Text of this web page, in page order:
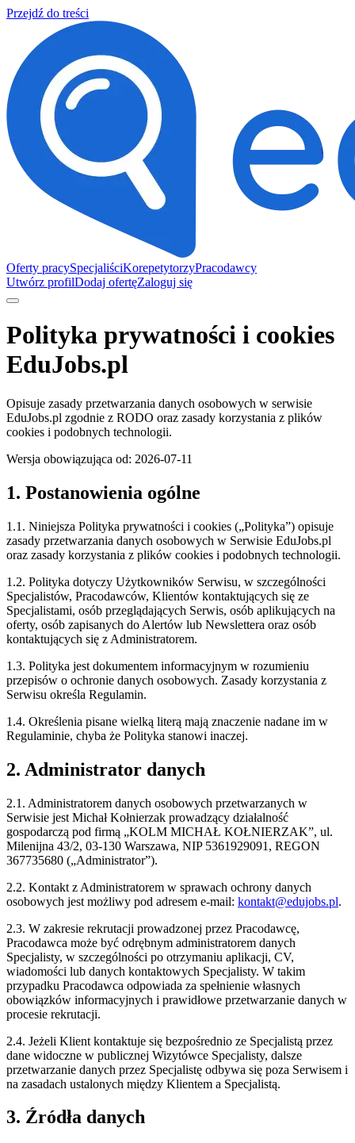
Przejdź do treści
Oferty pracySpecjaliściKorepetytorzyPracodawcy
Utwórz profilDodaj ofertęZaloguj się
Polityka prywatności i cookies
EduJobs.pl
Opisuje zasady przetwarzania danych osobowych w serwisie
EduJobs.pl zgodnie z RODO oraz zasady korzystania z plików
cookies i podobnych technologii.
Wersja obowiązująca od: 2026-07-11
1. Postanowienia ogólne
1.1. Niniejsza Polityka prywatności i cookies („Polityka”) opisuje
zasady przetwarzania danych osobowych w Serwisie EduJobs.pl
oraz zasady korzystania z plików cookies i podobnych technologii.
1.2. Polityka dotyczy Użytkowników Serwisu, w szczególności
Specjalistów, Pracodawców, Klientów kontaktujących się ze
Specjalistami, osób przeglądających Serwis, osób aplikujących na
oferty, osób zapisanych do Alertów lub Newslettera oraz osób
kontaktujących się z Administratorem.
1.3. Polityka jest dokumentem informacyjnym w rozumieniu
przepisów o ochronie danych osobowych. Zasady korzystania z
Serwisu określa Regulamin.
1.4. Określenia pisane wielką literą mają znaczenie nadane im w
Regulaminie, chyba że Polityka stanowi inaczej.
2. Administrator danych
2.1. Administratorem danych osobowych przetwarzanych w
Serwisie jest Michał Kołnierzak prowadzący działalność
gospodarczą pod firmą „KOLM MICHAŁ KOŁNIERZAK”, ul.
Milenijna 43/2, 03-130 Warszawa, NIP 5361929091, REGON
367735680 („Administrator”).
2.2. Kontakt z Administratorem w sprawach ochrony danych
osobowych jest możliwy pod adresem e-mail: kontakt@edujobs.pl.
2.3. W zakresie rekrutacji prowadzonej przez Pracodawcę,
Pracodawca może być odrębnym administratorem danych
Specjalisty, w szczególności po otrzymaniu aplikacji, CV,
wiadomości lub danych kontaktowych Specjalisty. W takim
przypadku Pracodawca odpowiada za spełnienie własnych
obowiązków informacyjnych i prawidłowe przetwarzanie danych w
procesie rekrutacji.
2.4. Jeżeli Klient kontaktuje się bezpośrednio ze Specjalistą przez
dane widoczne w publicznej Wizytówce Specjalisty, dalsze
przetwarzanie danych przez Specjalistę odbywa się poza Serwisem i
na zasadach ustalonych między Klientem a Specjalistą.
3. Źródła danych